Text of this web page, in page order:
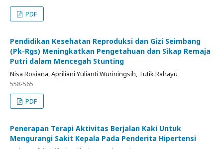
PDF
Pendidikan Kesehatan Reproduksi dan Gizi Seimbang
(Pk-Rgs) Meningkatkan Pengetahuan dan Sikap Remaja
Putri dalam Mencegah Stunting
Nisa Rosiana, Apriliani Yulianti Wuriningsih, Tutik Rahayu
558-565
PDF
Penerapan Terapi Aktivitas Berjalan Kaki Untuk
Mengurangi Sakit Kepala Pada Penderita Hipertensi